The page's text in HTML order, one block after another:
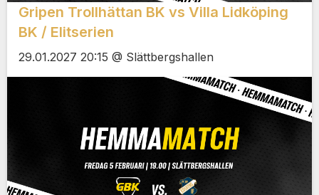
Gripen Trollhättan BK vs Villa Lidköping
BK / Elitserien
29.01.2027 20:15 @ Slättbergshallen